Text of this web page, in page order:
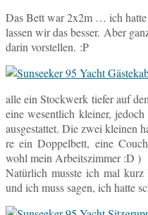
Das Bett war 2x2m … ich
lassen wir das besser. Aber
darin vor­stel­len. :P
alle ein Stock­werk tiefer auf
eine we­sent­lich klei­ner,
aus­ge­stat­tet. Die zwei klei­nen
re ein Dop­pel­bett, eine
wohl mein Ar­beits­zim­mer :D )
Na­tür­lich musste ich mal
und ich muss sagen, ich hatte